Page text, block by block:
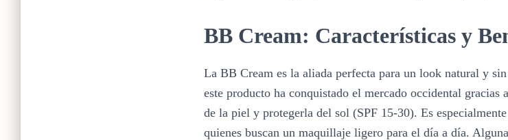
BB Cream: Características y
La BB Cream es la aliada perfecta para un look natural y
este producto ha conquistado el mercado occidental
de la piel y protegerla del sol (SPF 15-30). Es
quienes buscan un maquillaje ligero para el día a día.